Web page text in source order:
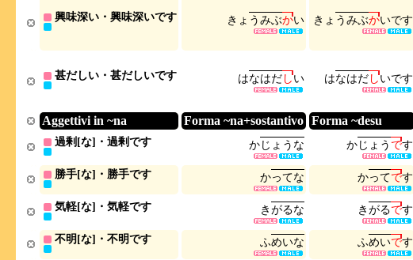
興味深い・興味深いです き ょ うみぶかい き ょ うみぶかいです
甚だしい・甚だしいです はなはだしい はなはだしいです
Aggettivi in ~na Forma ~na+sostantivo Forma ~desu
過剰[な]・過剰です かじ ょ う な かじ ょ う です
勝手[な]・勝手です かってな かってです
気軽[な]・気軽です きがるな きがるです
不明[な]・不明です ふめいな ふめいです